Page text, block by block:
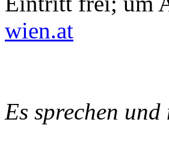
wien.at
Es sprechen